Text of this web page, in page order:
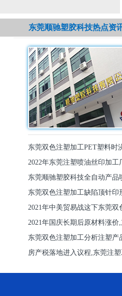
东莞顺驰塑胶科技热点资
东莞双色注塑加工PET塑料时
2022年东莞注塑喷油丝印加
东莞顺驰塑胶科技全自动产品
东莞双色注塑加工缺陷顶针印
2021年中美贸易战这下东莞
2021年国庆长期后原材料涨
东莞双色注塑加工分析注塑产
房产税落地进入议程,东莞注